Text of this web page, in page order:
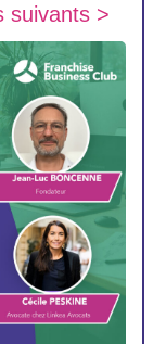
suivants >